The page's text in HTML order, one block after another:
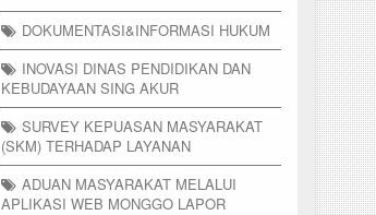
DOKUMENTASI&INFORMASI HUKUM
INOVASI DINAS PENDIDIKAN DAN
KEBUDAYAAN SING AKUR
SURVEY KEPUASAN MASYARAKAT
(SKM) TERHADAP LAYANAN
ADUAN MASYARAKAT MELALUI
APLIKASI WEB MONGGO LAPOR